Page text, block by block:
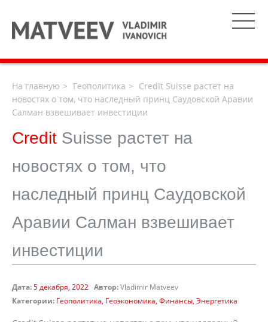
На главную Геополитика
Credit Suisse растет на
новостях о том, что наследный принц Саудовской Аравии
Салман взвешивает инвестиции
Credit Suisse растет на
новостях о том, что
наследный принц Саудовской
Аравии Салман взвешивает
инвестиции
Дата:5 декабря, 2022 Автор:Vladimir Matveev
Категории: Геополитика Геоэкономика Финансы Энергетика